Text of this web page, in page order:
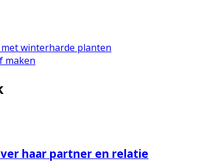
winterharde planten
maken
haar partner en relatie